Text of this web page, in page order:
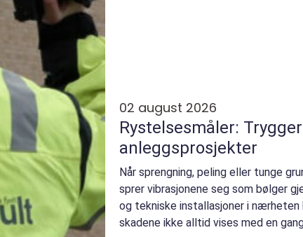
02 august 2026
Rystelsesmåler:
anleggsprosjekter
Når sprengning, peling eller tunge
sprer vibrasjonene seg som bølger
og tekniske installasjoner i nærheten
skadene ikke alltid vises med en